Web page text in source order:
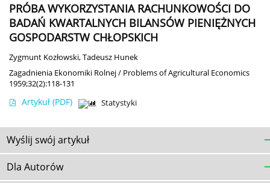
PRÓBA WYKORZYSTANIA RACHUNKOWOŚCI DO
BADAŃ KWARTALNYCH BILANSÓW PIENIĘŻNYCH
GOSPODARSTW CHŁOPSKICH
Zygmunt Kozłowski,Tadeusz Hunek
Zagadnienia Ekonomiki Rolnej / Problems of Agricultural Economics
1959;32(2):118-131
Artykuł (PDF) Statystyki
Wyślij swój artykuł
Dla Autorów